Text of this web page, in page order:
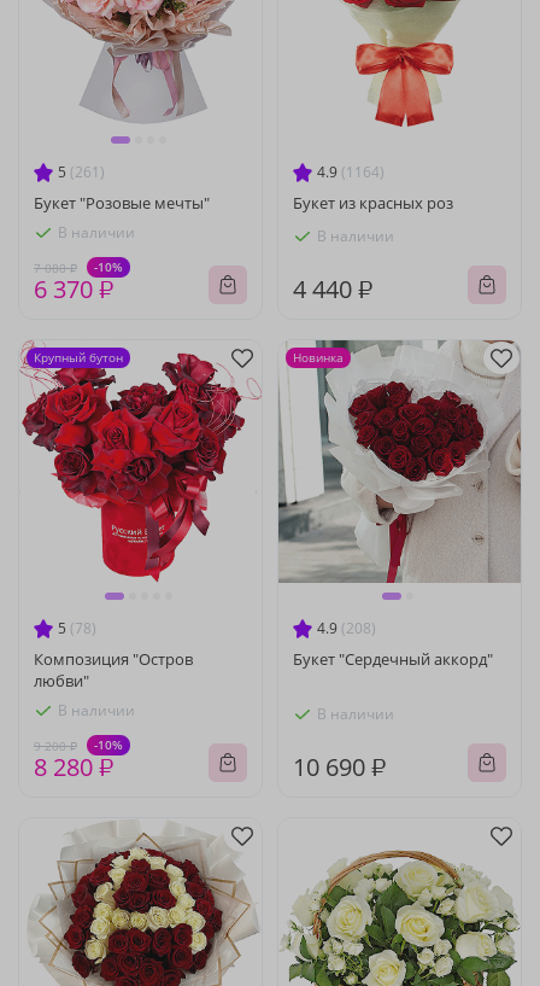
5 (261)
Букет "Розовые мечты"
В наличии
7 080 ₽ -10%
6 370 ₽
4.9 (1164)
Букет из красных роз
В наличии
4 440 ₽
5 (78)
Композиция "Остров
любви"
В наличии
9 200 ₽ -10%
8 280 ₽
Крупный бутон
4.9 (208)
Букет "Сердечный аккорд"
В наличии
10 690 ₽
Новинка